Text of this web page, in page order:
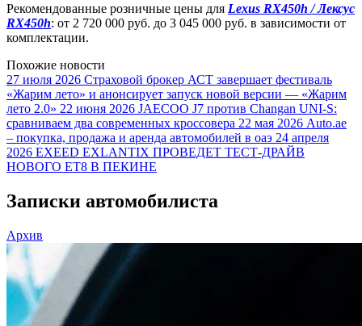
Рекомендованные розничные цены для Lexus RX450h / Лексус
RX450h: от 2 720 000 руб. до 3 045 000 руб. в зависимости от
комплектации.
Похожие новости
27 июля 2026 Страховой брокер АСТ завершает фестиваль
«Жарим лето» и анонсирует запуск новой версии — «Жарим
лето 2.0» 22 июня 2026 JAECOO J7 против Changan UNI-S:
сравниваем два современных кроссовера 22 мая 2026 Auto.ae
– покупка, продажа и аренда автомобилей в оаэ 24 апреля
2026 EXEED EXLANTIX ПРОВЕДЕТ ТЕСТ-ДРАЙВ
НОВОГО ET8 В ПЕКИНЕ
Записки автомобилиста
Архив